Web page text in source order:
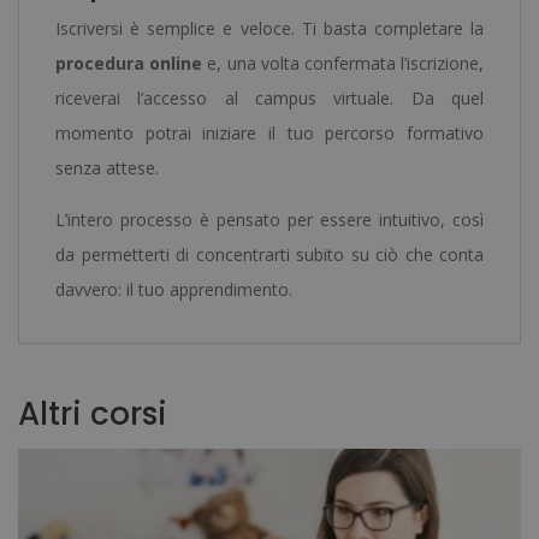
Iscriversi è semplice e veloce. Ti basta completare la
procedura online e, una volta confermata l’iscrizione,
riceverai l’accesso al campus virtuale. Da quel
momento potrai iniziare il tuo percorso formativo
senza attese.
L’intero processo è pensato per essere intuitivo, così
da permetterti di concentrarti subito su ciò che conta
davvero: il tuo apprendimento.
Altri corsi